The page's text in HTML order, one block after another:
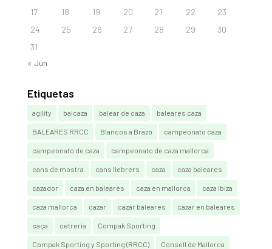
17
18 19 20 21 22
23
24
25 26 27 28 29
30
31
« Jun
Etiquetas
agility balcaza balear de caza baleares caza
BALEARES RRCC Blancos a Brazo campeonato caza
campeonato de caza campeonato de caza mallorca
cans de mostra cans llebrers caza caza baleares
cazador caza en baleares caza en mallorca caza ibiza
caza mallorca cazar cazar baleares cazar en baleares
caça cetrería Compak Sporting
Compak Sporting y Sporting (RRCC) Consell de Mallorca